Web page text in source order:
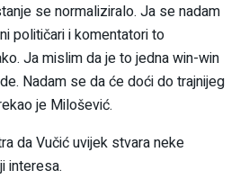
se normaliziralo. Ja se nadam
političari i komentatori to
Ja mislim da je to jedna win-win
Nadam se da će doći do trajnijeg
je Milošević.
da Vučić uvijek stvara neke
interesa.